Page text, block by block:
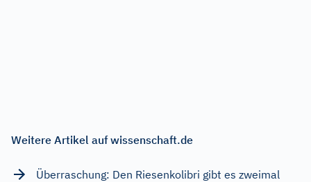
Weitere Artikel auf wissenschaft.de
Überraschung: Den Riesenkolibri gibt es zweimal